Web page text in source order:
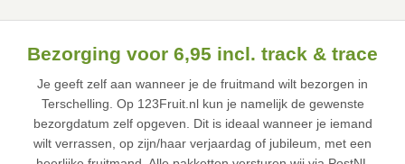
Bezorging voor 6,95 incl. track & trace
Je geeft zelf aan wanneer je de fruitmand wilt bezorgen in
Terschelling. Op 123Fruit.nl kun je namelijk de gewenste
bezorgdatum zelf opgeven. Dit is ideaal wanneer je iemand
wilt verrassen, op zijn/haar verjaardag of jubileum, met een